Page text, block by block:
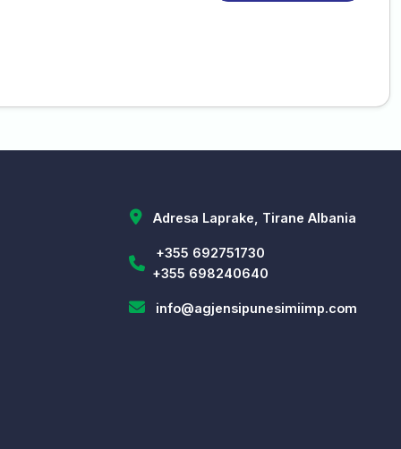
Adresa Laprake, Tirane Albania
+355 692751730
+355 698240640
info@agjensipunesimiimp.com